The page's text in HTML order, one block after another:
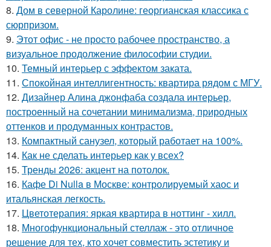
8. Дом в северной Каролине: георгианская классика с
сюрпризом.
9. Этот офис - не просто рабочее пространство, а
визуальное продолжение философии студии.
10. Темный интерьер с эффектом заката.
11. Спокойная интеллигентность: квартира рядом с МГУ.
12. Дизайнер Алина джонфаба создала интерьер,
построенный на сочетании минимализма, природных
оттенков и продуманных контрастов.
13. Компактный санузел, который работает на 100%.
14. Как не сделать интерьер как у всех?
15. Тренды 2026: акцент на потолок.
16. Кафе Di Nulla в Москве: контролируемый хаос и
итальянская легкость.
17. Цветотерапия: яркая квартира в ноттинг - хилл.
18. Многофункциональный стеллаж - это отличное
решение для тех, кто хочет совместить эстетику и